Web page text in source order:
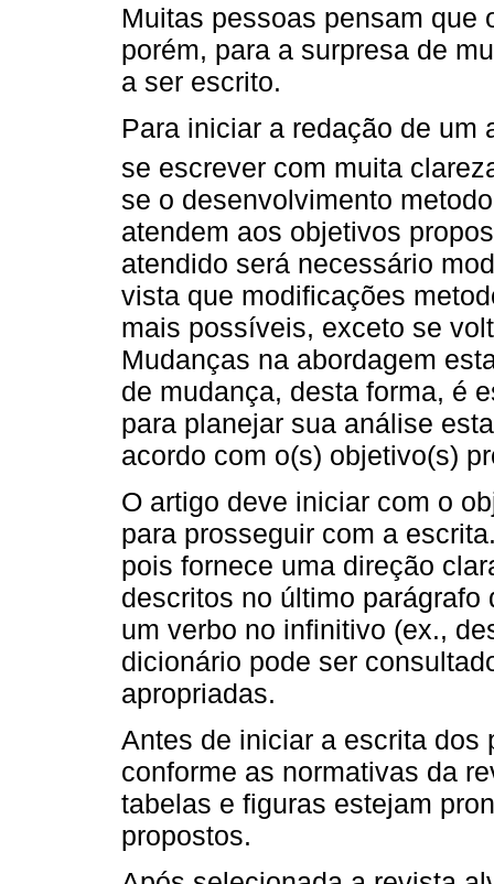
Muitas pessoas pensam que
porém, para a surpresa de
a ser escrito.
Para iniciar a redação de um
se escrever com muita
se o desenvolvimento
atendem aos objetivos
atendido será necessário
vista que modificações
mais possíveis, exceto se
Mudanças na abordagem
de mudança, desta forma, é
para planejar sua análise
acordo com o(s) objetivo(s)
O artigo deve iniciar com o
para prosseguir com a
pois fornece uma direção
descritos no último
um verbo no infinitivo (ex.,
dicionário pode ser
apropriadas.
Antes de iniciar a escrita dos
conforme as normativas da
tabelas e figuras estejam
propostos.